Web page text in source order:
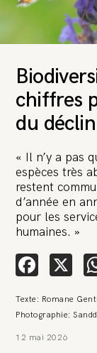
chiffres
du déclin
« Il n’y a pas
espèces très
restent
d’année en
pour les
humaines. »
X
Texte: Romane
Photographie:
12 mai 2026
🚨
Relève et
🔥 Le groupe
attaque en justice.
l’anonymat d’un